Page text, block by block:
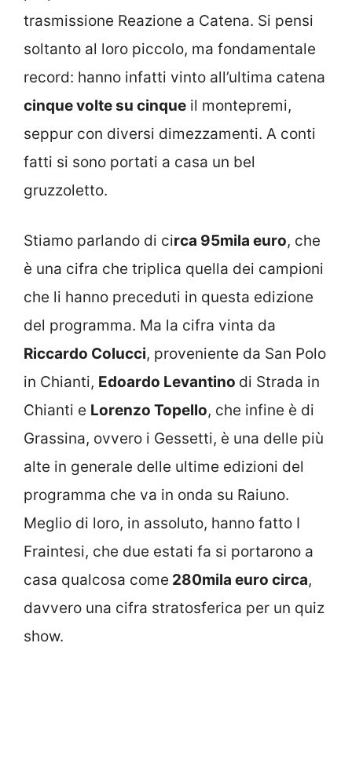
trasmissione Reazione a Catena. Si pensi
soltanto al loro piccolo, ma fondamentale
record: hanno infatti vinto all’ultima catena
cinque volte su cinque il montepremi,
seppur con diversi dimezzamenti. A conti
fatti si sono portati a casa un bel
gruzzoletto.
Stiamo parlando di circa 95mila euro, che
è una cifra che triplica quella dei campioni
che li hanno preceduti in questa edizione
del programma. Ma la cifra vinta da
Riccardo Colucci, proveniente da San Polo
in Chianti, Edoardo Levantino di Strada in
Chianti e Lorenzo Topello, che infine è di
Grassina, ovvero i Gessetti, è una delle più
alte in generale delle ultime edizioni del
programma che va in onda su Raiuno.
Meglio di loro, in assoluto, hanno fatto I
Fraintesi, che due estati fa si portarono a
casa qualcosa come 280mila euro circa,
davvero una cifra stratosferica per un quiz
show.